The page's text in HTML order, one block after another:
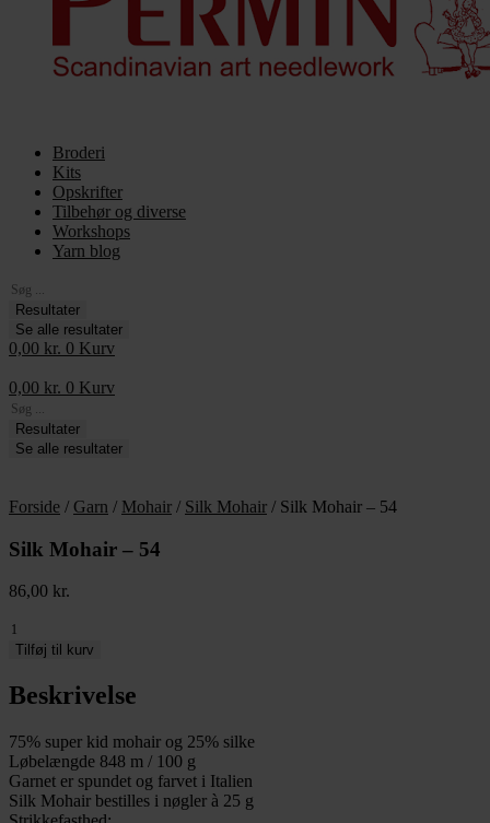
Broderi
Kits
Opskrifter
Tilbehør og diverse
Workshops
Yarn blog
Search
...Resultater
Se alle resultater
0,00 kr. 0 Kurv
0,00 kr. 0 Kurv
Search
...Resultater
Se alle resultater
Forside / Garn / Mohair / Silk Mohair / Silk Mohair – 54
Silk Mohair – 54
86,00 kr.
Silk
Mohair
54
antal
Tilføj til kurv
Beskrivelse
75% super kid mohair og 25% silke
Løbelængde 848 m / 100 g
Garnet er spundet og farvet i Italien
Silk Mohair bestilles i nøgler à 25 g